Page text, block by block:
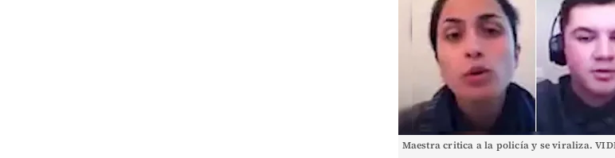
Maestra critica a la policía y se viraliza.